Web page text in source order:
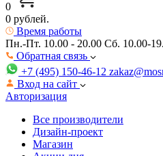
0
0 рублей.
Время работы
Пн.-Пт. 10.00 - 20.00 Сб. 10.00-
Обратная связь
+7 (495) 150-46-12
Вход на сайт
Авторизация
Все производители
Дизайн-проект
Магазин